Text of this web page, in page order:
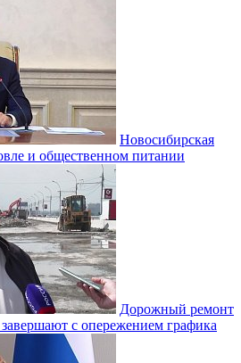
Новосибирская
и общественном питании
Дорожный ремонт
с опережением графика